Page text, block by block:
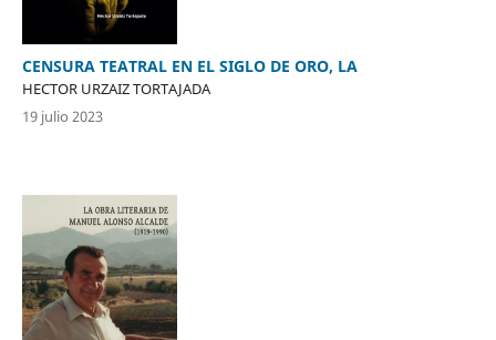
CENSURA TEATRAL EN EL SIGLO DE ORO, LA
HECTOR URZAIZ TORTAJADA
19 julio 2023